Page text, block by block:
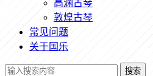
高渊古琴
敦煌古琴
常见问题
关于国乐
搜索